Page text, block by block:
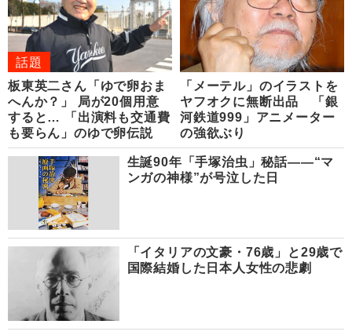
話題
板東英二さん「ゆで卵おま
へんか？」 局が20個用意
すると… 「出演料も交通費
も要らん」のゆで卵伝説
「メーテル」のイラストを
ヤフオクに無断出品 「銀
河鉄道999」アニメーター
の強欲ぶり
生誕90年「手塚治虫」秘話――“マ
ンガの神様”が号泣した日
「イタリアの文豪・76歳」と29歳で
国際結婚した日本人女性の悲劇